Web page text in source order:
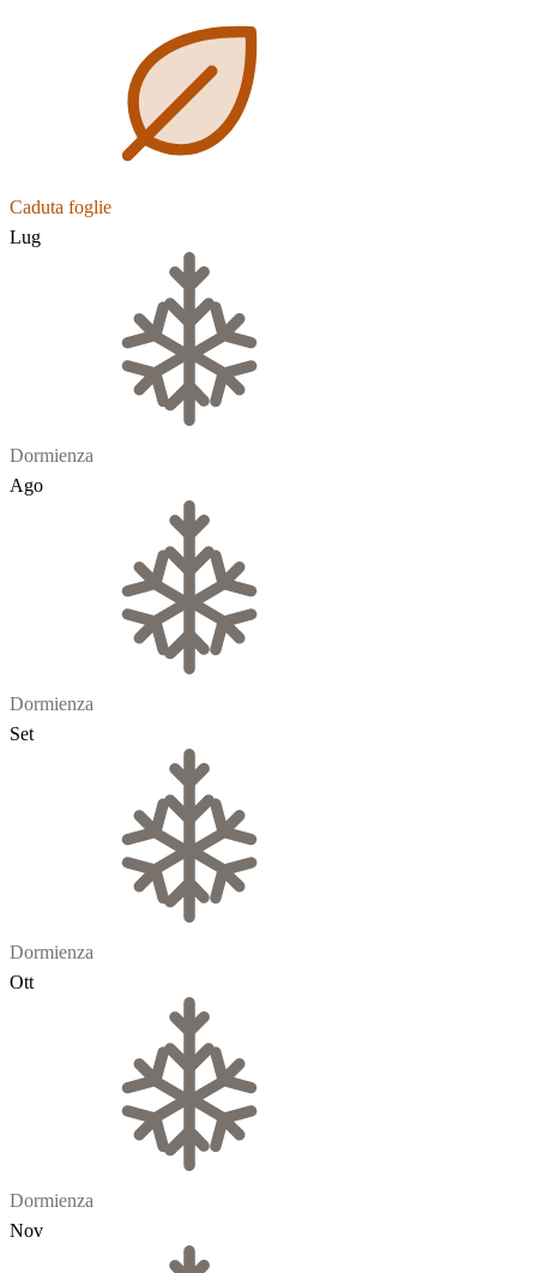
Caduta foglie
Lug
Dormienza
Ago
Dormienza
Set
Dormienza
Ott
Dormienza
Nov